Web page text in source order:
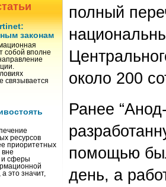
законам
собой вполне
связывается
ресурсов
приоритетных
и сферы
это значит,
полный
около 200
Ранее
помощью
день, а